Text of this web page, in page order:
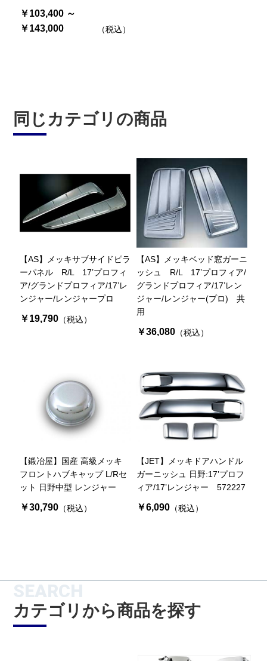
￥103,400 ～
￥143,000
（税込）
同じカテゴリの商品
【AS】メッキサブサイドピラ
ーパネル R/L 17’プロフィ
ア/グランドプロフィア/17’レ
ンジャー/レンジャープロ
￥19,790（税込）
【AS】メッキベッド窓ガーニ
ッシュ R/L 17’プロフィア/
グランドプロフィア/17’レン
ジャー/レンジャー(プロ) 共
用
￥36,080（税込）
【鍛冶屋】国産 高級メッキ
フロントハブキャップ L/Rセ
ット 日野中型 レンジャー
￥30,790（税込）
【JET】メッキドアハンドル
ガーニッシュ 日野:17’プロフ
ィア/17’レンジャー 572227
￥6,090（税込）
SEARCH
カテゴリから商品を探す